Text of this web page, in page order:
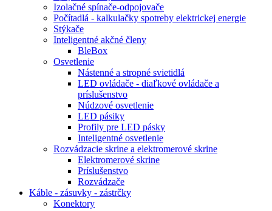
Izolačné spínače-odpojovače
Počítadlá - kalkulačky spotreby elektrickej energie
Stýkače
Inteligentné akčné členy
BleBox
Osvetlenie
Nástenné a stropné svietidlá
LED ovládače - diaľkové ovládače a
príslušenstvo
Núdzové osvetlenie
LED pásiky
Profily pre LED pásky
Inteligentné osvetlenie
Rozvádzacie skrine a elektromerové skrine
Elektromerové skrine
Príslušenstvo
Rozvádzače
Káble - zásuvky - zástrčky
Konektory